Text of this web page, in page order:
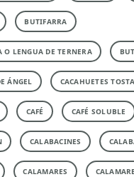
BUTIFARRA
O LENGUA DE TERNERA
ÁNGEL CACAHUETES
CAFÉ CAFÉ SOLUBLE
CALABACINES
CALAMARES